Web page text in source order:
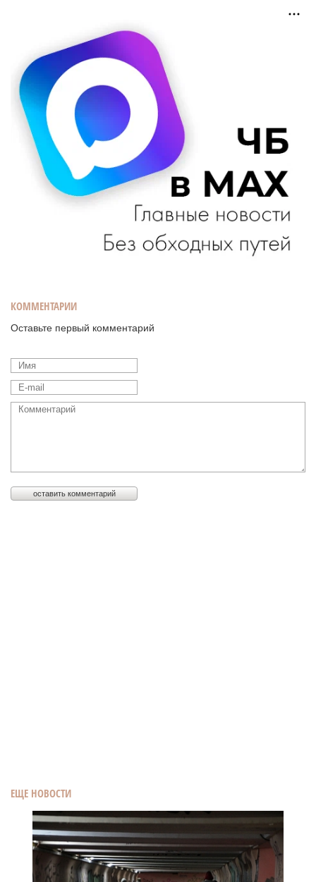
ЕЩЕ НОВОСТИ
КОММЕНТАРИИ
Оставьте первый комментарий